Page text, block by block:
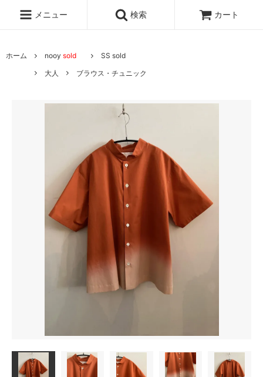
メニュー 検索 カート
ホーム nooy sold
SS sold
大人
ブラウス・チュニック